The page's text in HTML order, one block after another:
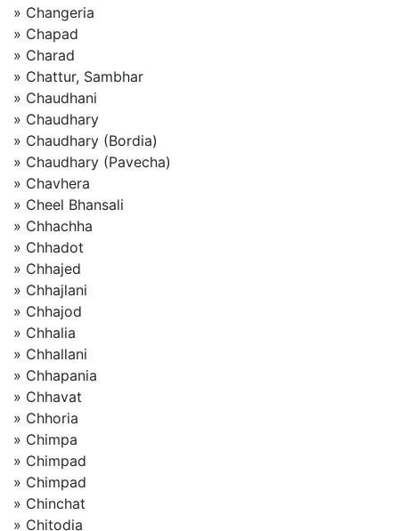
» Changeria
» Chapad
» Charad
» Chattur, Sambhar
» Chaudhani
» Chaudhary
» Chaudhary (Bordia)
» Chaudhary (Pavecha)
» Chavhera
» Cheel Bhansali
» Chhachha
» Chhadot
» Chhajed
» Chhajlani
» Chhajod
» Chhalia
» Chhallani
» Chhapania
» Chhavat
» Chhoria
» Chimpa
» Chimpad
» Chimpad
» Chinchat
» Chitodia